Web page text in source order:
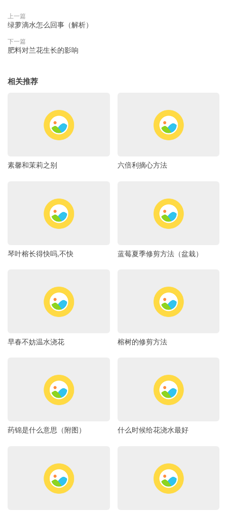
上一篇
绿萝滴水怎么回事（解析）
下一篇
肥料对兰花生长的影响
相关推荐
素馨和茉莉之别 六倍利摘心方法
琴叶榕长得快吗,不快 蓝莓夏季修剪方法（盆栽）
早春不妨温水浇花 榕树的修剪方法
药锦是什么意思（附图） 什么时候给花浇水最好